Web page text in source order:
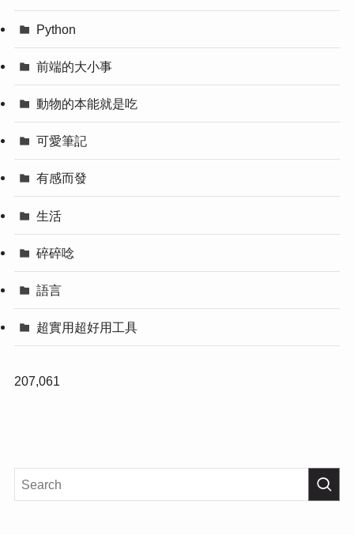
Python
前端的大小事
動物的本能就是吃
可愛筆記
有感而發
生活
碎碎唸
語言
超實用超好用工具
207,061